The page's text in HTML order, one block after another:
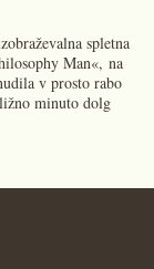
spletna
Man«, na
v prosto rabo
minuto dolg